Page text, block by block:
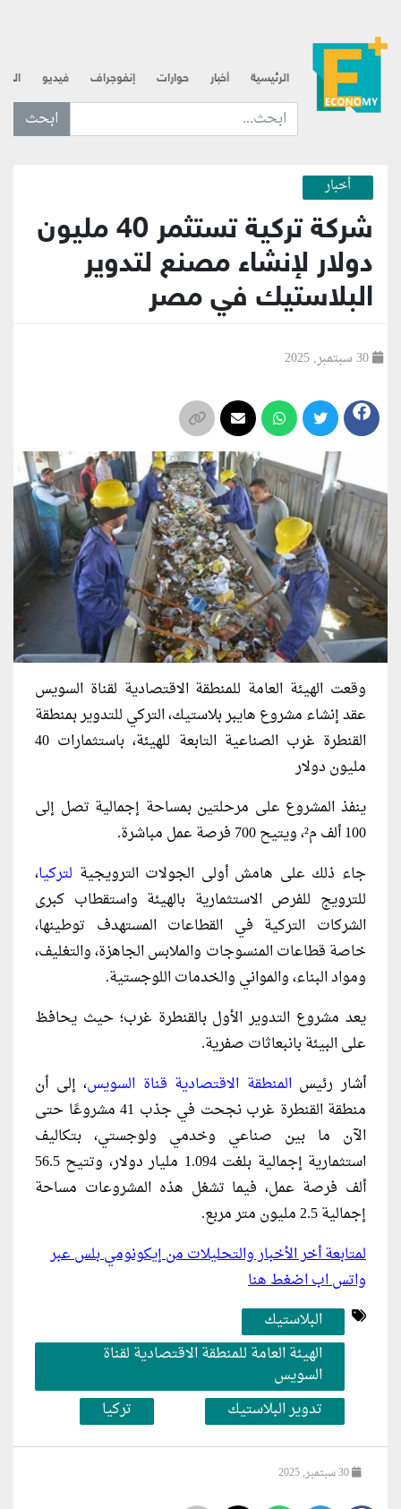
الرئيسية أخبار حوارات إنفوجراف فيديو
ابحث عن... :
أخبار
شركة تركية تستثمر 40 مليون
دولار لإنشاء مصنع لتدوير
البلاستيك في مصر
وقعت الهيئة العامة للمنطقة الاقتصادية لقناة السويس
عقد إنشاء مشروع هايبر بلاستيك، التركي للتدوير بمنطقة
القنطرة غرب الصناعية التابعة للهيئة، باستثمارات 40
مليون دولار
ينفذ المشروع على مرحلتين بمساحة إجمالية تصل إلى
100 ألف م²، ويتيح 700 فرصة عمل مباشرة.
جاء ذلك على هامش أولى الجولات الترويجية لتركيا،
للترويج للفرص الاستثمارية بالهيئة واستقطاب كبرى
الشركات التركية في القطاعات المستهدف توطينها،
خاصة قطاعات المنسوجات والملابس الجاهزة، والتغليف،
ومواد البناء، والمواني والخدمات اللوجستية.
يعد مشروع التدوير الأول بالقنطرة غرب؛ حيث يحافظ
على البيئة بانبعاثات صفرية.
أشار رئيسالمنطقة الاقتصادية قناة السويس، إلى أن
منطقة القنطرة غرب نجحت في جذب 41 مشروعًا حتى
الآن ما بين صناعي وخدمي ولوجستي، بتكاليف
استثمارية إجمالية بلغت 1.094 مليار دولار، وتتيح 56.5
ألف فرصة عمل، فيما تشغل هذه المشروعات مساحة
إجمالية 2.5 مليون متر مربع.
لمتابعة أخر الأخبار والتحليلات من إيكونومي بلس عبر
واتس اب اضغط هنا
البلاستيك
الهيئة العامة للمنطقة الاقتصادية لقناة
السويس
تدوير البلاستيك
تركيا